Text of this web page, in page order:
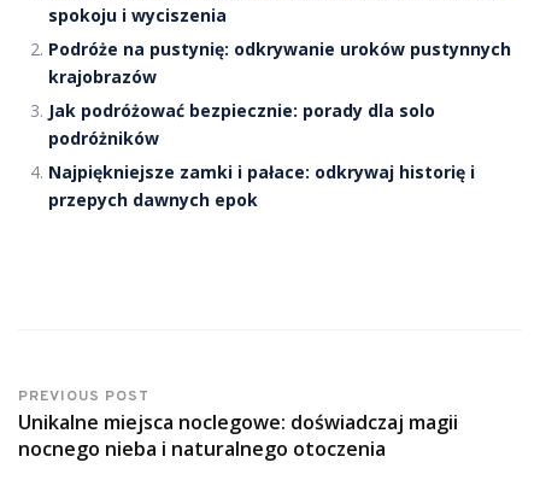
spokoju i wyciszenia
Podróże na pustynię: odkrywanie uroków pustynnych
krajobrazów
Jak podróżować bezpiecznie: porady dla solo
podróżników
Najpiękniejsze zamki i pałace: odkrywaj historię i
przepych dawnych epok
PREVIOUS POST
Unikalne miejsca noclegowe: doświadczaj magii
nocnego nieba i naturalnego otoczenia